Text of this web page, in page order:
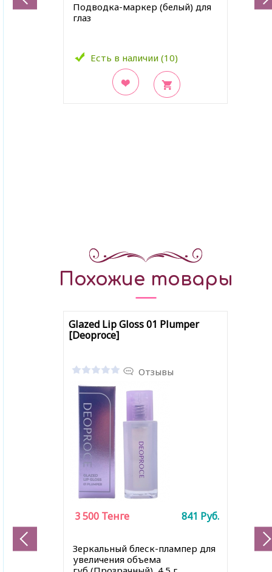
Подводка-маркер (белый) для
глаз
Есть в наличии (10)
Похожие товары
Glazed Lip Gloss 01 Plumper
[Deoproce]
Отзывы
Зеркальный блеск-плампер для
увеличения объема
3 500 Тенге 841 Руб.